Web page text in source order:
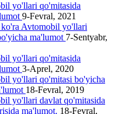
yo'llari qo'mitasida
9-Fevral, 2021
Avtomobil yo'llari
ma'lumot 7-Sentyabr,
yo'llari qo'mitasida
3-Aprel, 2020
yo'llari qo'mitasi bo'yicha
18-Fevral, 2019
yo'llari davlat qo'mitasida
ma'lumot. 18-Fevral,